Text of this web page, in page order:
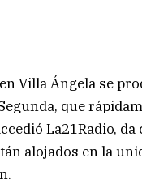
Villa Ángela se
que
La21Radio,
alojados en la